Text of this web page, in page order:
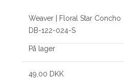
Weaver | Floral Star Concho
DB-122-024-S
På lager
49,00 DKK